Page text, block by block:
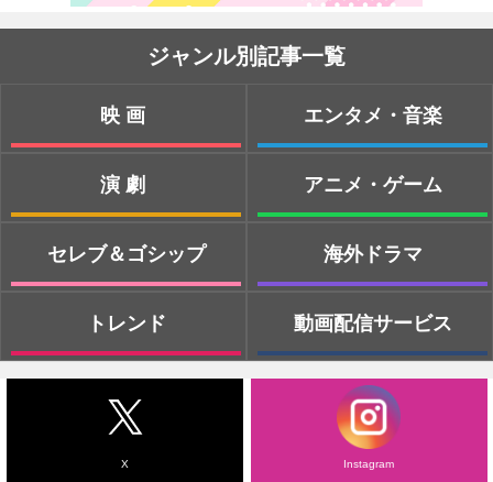
ジャンル別記事一覧
映画
演劇
セレブ＆ゴシップ
トレンド
エンタメ・音楽
アニメ・ゲーム
海外ドラマ
動画配信サービス
X Instagram